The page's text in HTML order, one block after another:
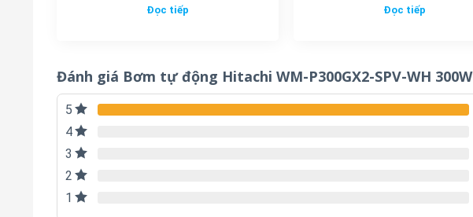
Đọc tiếp Đọc tiếp
Đánh giá Bơm tự động Hitachi WM-P300GX2-SPV-WH 300W
5
4
3
2
1